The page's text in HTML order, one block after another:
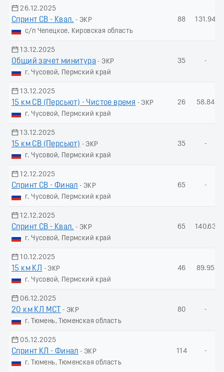
26.12.2025
Спринт СВ - Квал. - ЭКР
с/п Чепецкое, Кировская область
88 131.94
13.12.2025
Общий зачет минитура - ЭКР
г. Чусовой, Пермский край
35 -
13.12.2025
15 км СВ (Пeрсьют) - Чистое время - ЭКР
г. Чусовой, Пермский край
26 58.84
13.12.2025
15 км СВ (Пеpсьют) - ЭКР
г. Чусовой, Пермский край
35 -
12.12.2025
Спринт СВ - Финал - ЭКР
г. Чусовой, Пермский край
65 -
12.12.2025
Спринт СВ - Квал. - ЭКР
г. Чусовой, Пермский край
65 140.63
10.12.2025
15 км КЛ
- ЭКР
г. Чусовой, Пермский край
46 89.95
06.12.2025
20 км КЛ МСТ
- ЭКР
г. Тюмень, Тюменская область
80 -
05.12.2025
Спринт КЛ - Финал - ЭКР
г. Тюмень, Тюменская область
114 -